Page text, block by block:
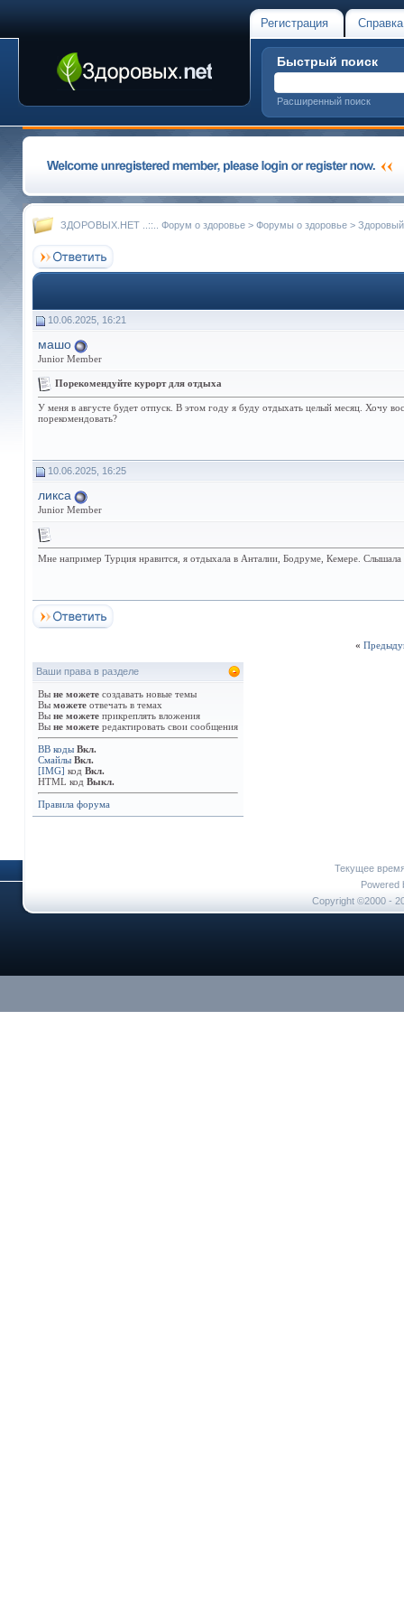
Регистрация Справка
Быстрый поиск
Расширенный поиск
ЗДОРОВЫХ.НЕТ ..::.. Форум о здоровье > Форумы о здоровье >
10.06.2025, 16:21
машо
Junior Member
Порекомендуйте курорт для отдыха
У меня в августе будет отпуск. В этом году я буду отдыхать целый месяц. Хочу
порекомендовать?
10.06.2025, 16:25
ликса
Junior Member
Мне например Турция нравится, я отдыхала в Анталии, Бодруме, Кемере.
«
Ваши права в разделе
Вы не можете создавать новые темы
Вы можете отвечать в темах
Вы не можете прикреплять вложения
Вы не можете редактировать свои сообщения
BB коды Вкл.
Смайлы Вкл.
[IMG] код Вкл.
HTML код Выкл.
Правила форума
Текущее
Powered
Copyright ©2000 -